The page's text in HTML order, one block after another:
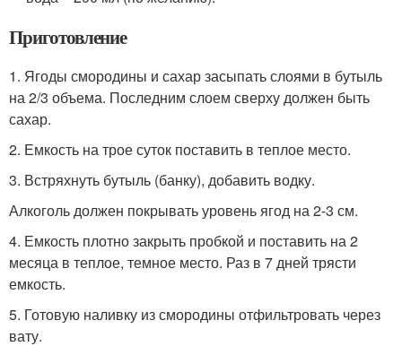
Приготовление
1. Ягоды смородины и сахар засыпать слоями в бутыль
на 2/3 объема. Последним слоем сверху должен быть
сахар.
2. Емкость на трое суток поставить в теплое место.
3. Встряхнуть бутыль (банку), добавить водку.
Алкоголь должен покрывать уровень ягод на 2-3 см.
4. Емкость плотно закрыть пробкой и поставить на 2
месяца в теплое, темное место. Раз в 7 дней трясти
емкость.
5. Готовую наливку из смородины отфильтровать через
вату.